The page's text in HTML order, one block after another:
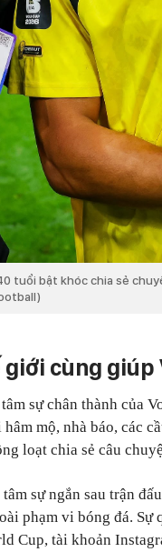
tuổi bật khóc chia sẻ
giới cùng giúp
sự chân thành của
mộ, nhà báo, các
loạt chia sẻ câu
sự ngắn sau trận
phạm vi bóng đá. Sự
Cup, tài khoản